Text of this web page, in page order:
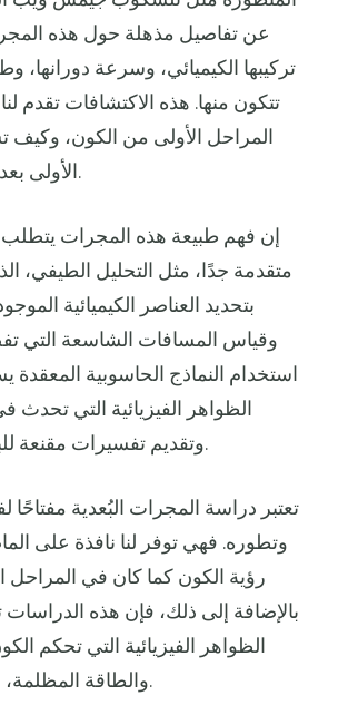
عن تفاصيل مذهلة حول هذه
تركيبها الكيميائي، وسرعة دورانها،
تتكون منها. هذه الاكتشافات تقدم
المراحل الأولى من الكون،
الأولى بعد الانفجار العظيم.
إن فهم طبيعة هذه المجرات يتطلب
متقدمة جدًا، مثل التحليل الطيفي،
بتحديد العناصر الكيميائية
وقياس المسافات الشاسعة التي
استخدام النماذج الحاسوبية
الظواهر الفيزيائية التي تحدث
وتقديم تفسيرات مقنعة للبيانات المرصودة.
تعتبر دراسة المجرات البُعدية
وتطوره. فهي توفر لنا نافذة على
رؤية الكون كما كان في المراحل
بالإضافة إلى ذلك، فإن هذه
الظواهر الفيزيائية التي تحكم
والطاقة المظلمة، والمادة المظلمة.